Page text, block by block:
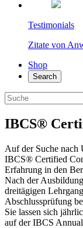
Testimonials
Zitate von
Shop
Search
IBCS®
Auf der Suche nach
IBCS® Certified
Erfahrung in den
Nach der
dreitägigen
Abschlussprüfung
Sie lassen sich
auf der IBCS